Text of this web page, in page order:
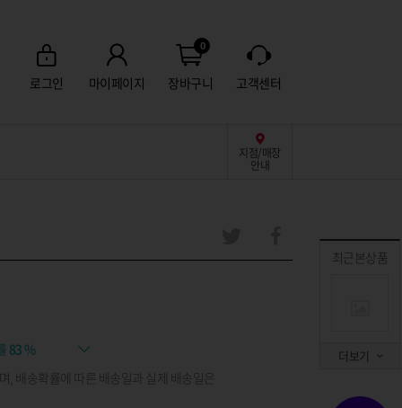
로그인 마이페이지
0
장바구니 고객센터
지점/매장
안내
최근본상품
더보기
83 %
, 배송확률에 따른 배송일과 실제 배송일은